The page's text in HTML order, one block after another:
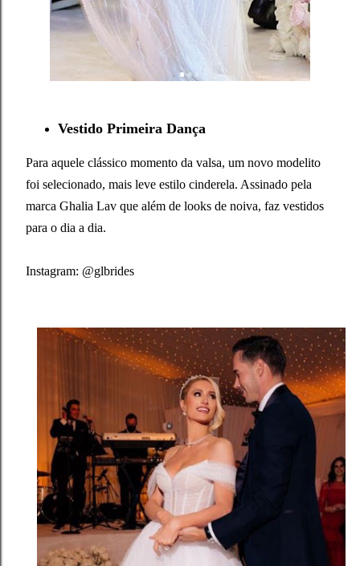
Vestido Primeira Dança
Para aquele clássico momento da valsa, um novo modelito
foi selecionado, mais leve estilo cinderela. Assinado pela
marca Ghalia Lav que além de looks de noiva, faz vestidos
para o dia a dia.
Instagram: @glbrides